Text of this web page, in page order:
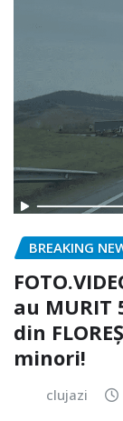
BREAKING
au MURIT
din
minori!
clujazi